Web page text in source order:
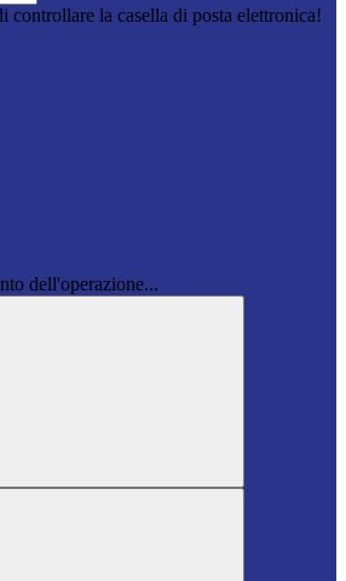
controllare la casella di posta elettronica!
dell'operazione...